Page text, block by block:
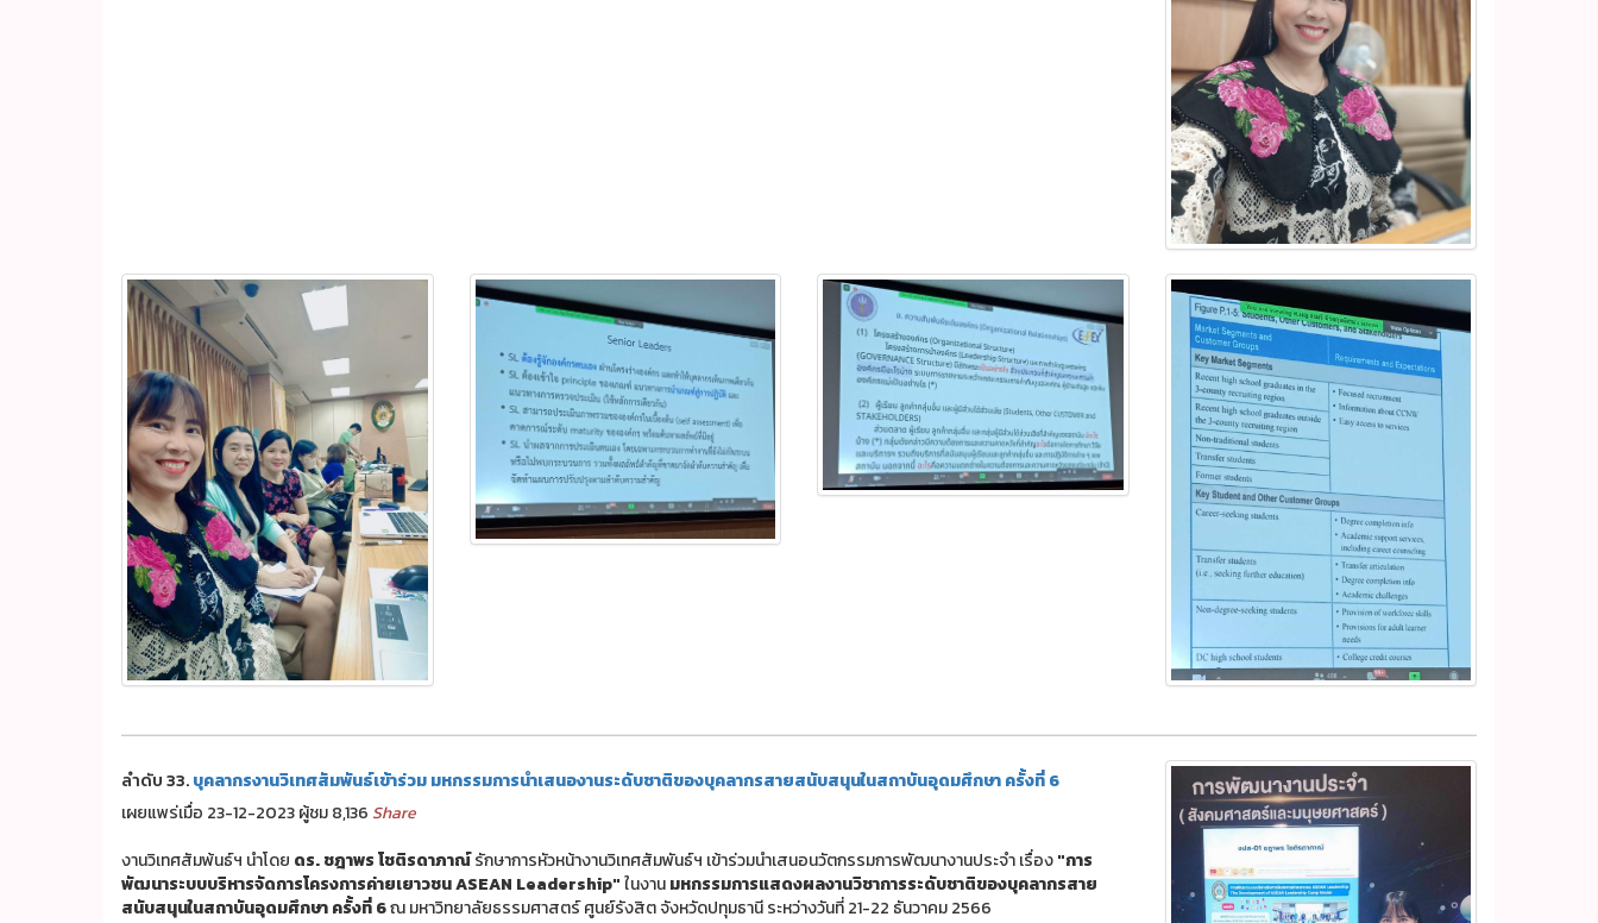
ลำดับ 33.บุคลากรงานวิเทศสัมพันธ์เข้าร่วม มหกรรมการนำเสนองานระดับชาติของบุคลากรสายสนับสนุนในสถาบันอุดมศึกษา ครั้งที่ 6
เผยแพร่เมื่อ 23-12-2023 ผู้ชม 8,136 Share
งานวิเทศสัมพ้นธ์ฯ นำโดย ดร. ชฎาพร โชติรดาภาณ์รักษาการหัวหน้างานวิเทศสัมพันธ์ฯ เข้าร่วมนำเสนอนวัตกรรมการพัฒนางานประจำ เรื่อง"การ
พัฒนาระบบบริหารจัดการโครงการค่ายเยาวชน ASEAN Leadership"ในงานมหกรรมการแสดงผลงานวิชาการระดับชาติของบุคลากรสาย
สนับสนุนในสถาบันอุดมศึกษา ครั้งที่ 6ณ มหาวิทยาลัยธรรมศาสตร์ ศูนย์รังสิต จังหวัดปทุมธานี ระหว่างวันที่ 21-22 ธันวาคม 2566